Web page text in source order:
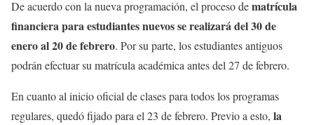
De acuerdo con la nueva programación, el proceso dematrícula
financiera para estudiantes nuevos se realizará del 30 de
enero al 20 de febrero. Por su parte, los estudiantes antiguos
podrán efectuar su matrícula académica antes del 27 de febrero.
En cuanto al inicio oficial de clases para todos los programas
regulares, quedó fijado para el 23 de febrero. Previo a esto, la